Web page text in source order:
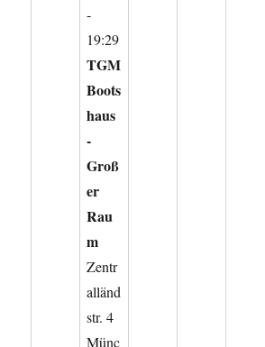
-
19:29
TGM
Boots
haus
-
Groß
er
Rau
m
Zentr
alländ
str. 4
Münc